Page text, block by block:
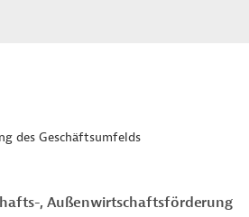
des Geschäftsumfelds
, Außenwirtschaftsförderung